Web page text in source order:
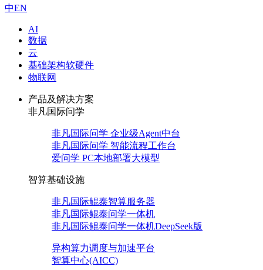
中EN
AI
数据
云
基础架构软硬件
物联网
产品及解决方案
非凡国际问学
非凡国际问学 企业级Agent中台
非凡国际问学 智能流程工作台
爱问学 PC本地部署大模型
智算基础设施
非凡国际鲲泰智算服务器
非凡国际鲲泰问学一体机
非凡国际鲲泰问学一体机DeepSeek版
异构算力调度与加速平台
智算中心(AICC)